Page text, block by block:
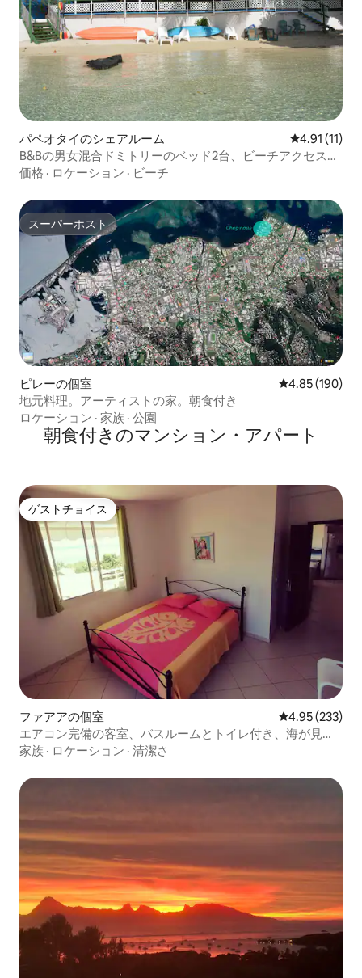
パペオタイのシェアルーム レビュー11
4.91 (11)
B&Bの男女混合ドミトリーのベッド2台、ビーチアクセス、
Wi-Fi
価格 · ロケーション · ビーチ
スーパーホスト
スーパーホスト
ピレーの個室 レビュー190
4.85 (190)
地元料理。アーティストの家。朝食付き
ロケーション · 家族 · 公園
朝食付きのマンション・アパート
ゲストチョイス
ゲストチョイス
ファアアの個室 レビュー233
4.95 (233)
エアコン完備の客室、バスルームとトイレ付き、海が見え
ます。
家族 · ロケーション · 清潔さ